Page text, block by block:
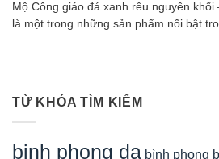
Mộ Công giáo đá xanh rêu nguyên
là một trong những sản phẩm nổi bật
TỪ KHÓA TÌM KIẾM
binh phong da bình phong